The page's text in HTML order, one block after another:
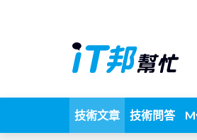
技術文章 技術問答